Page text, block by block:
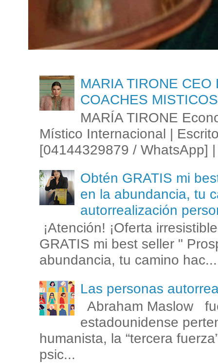
MARIA TIRONE
COACHES
MARÍA TIRONE
Místico Internacional |
[04144329879 / WhatsApp]
Obtén GRATIS mi
en la abundancia, tu
autorrealización
¡Atención! ¡Oferta
GRATIS mi best seller "
abundancia, tu camino hac...
Las personas
Abraham Maslow
estadounidense
humanista, la “tercera
psic...